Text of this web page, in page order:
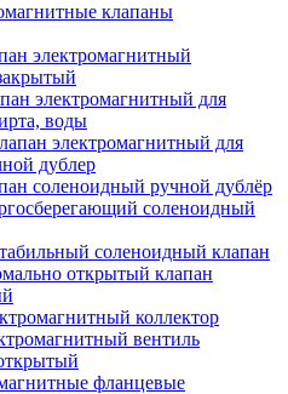
клапаны
электромагнитный
электромагнитный для
воды
электромагнитный для
дублер
соленоидный ручной дублёр
соленоидный
соленоидный клапан
открытый клапан
коллектор
вентиль
фланцевые